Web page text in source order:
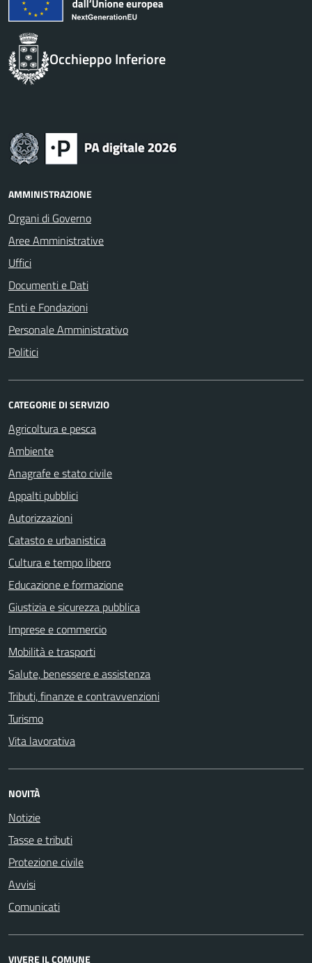
Occhieppo Inferiore
AMMINISTRAZIONE
Organi di Governo
Aree Amministrative
Uffici
Documenti e Dati
Enti e Fondazioni
Personale Amministrativo
Politici
CATEGORIE DI SERVIZIO
Agricoltura e pesca
Ambiente
Anagrafe e stato civile
Appalti pubblici
Autorizzazioni
Catasto e urbanistica
Cultura e tempo libero
Educazione e formazione
Giustizia e sicurezza pubblica
Imprese e commercio
Mobilità e trasporti
Salute, benessere e assistenza
Tributi, finanze e contravvenzioni
Turismo
Vita lavorativa
NOVITÀ
Notizie
Tasse e tributi
Protezione civile
Avvisi
Comunicati
VIVERE IL COMUNE